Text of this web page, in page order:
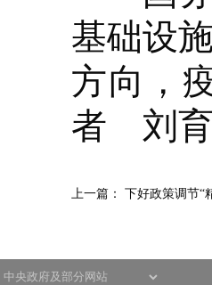
基础设
方向，
者 刘育
上一篇： 下好政策调节“